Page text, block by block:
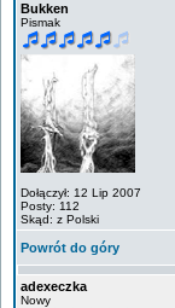
Bukken
Pismak
Dołączył: 12 Lip 2007
Posty: 112
Skąd: z Polski
Powrót do góry
adexeczka
Nowy